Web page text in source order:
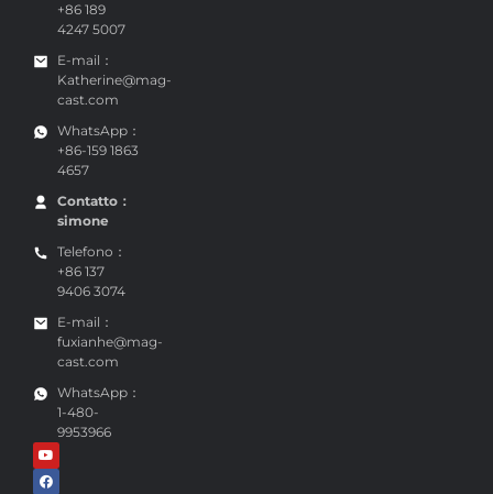
+86 189
4247 5007
E-mail：
Katherine@mag-
cast.com
WhatsApp：
+86-159 1863
4657
Contatto：
simone
Telefono：
+86 137
9406 3074
E-mail：
fuxianhe@mag-
cast.com
WhatsApp：
1-480-
9953966